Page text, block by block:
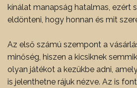
kínálat manapság hatalmas, ezért
eldönteni, hogy honnan és mit
Az első számú szempont a
minőség, hiszen a kicsiknek
olyan játékot a kezükbe adni,
is jelenthetne rájuk nézve. Az is